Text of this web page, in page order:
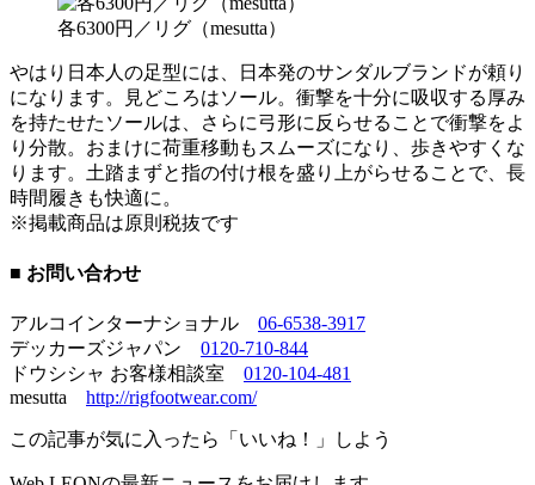
各6300円／リグ（mesutta）
やはり日本人の足型には、日本発のサンダルブランドが頼り
になります。見どころはソール。衝撃を十分に吸収する厚み
を持たせたソールは、さらに弓形に反らせることで衝撃をよ
り分散。おまけに荷重移動もスムーズになり、歩きやすくな
ります。土踏まずと指の付け根を盛り上がらせることで、長
時間履きも快適に。
※掲載商品は原則税抜です
■ お問い合わせ
アルコインターナショナル 06-6538-3917
デッカーズジャパン 0120-710-844
ドウシシャ お客様相談室 0120-104-481
mesutta http://rigfootwear.com/
この記事が気に入ったら「いいね！」しよう